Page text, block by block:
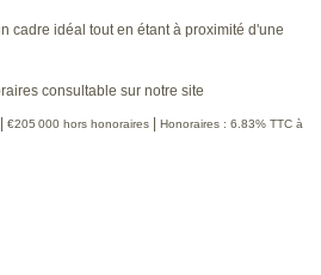
cadre idéal tout en étant à proximité d'une
consultable sur notre site
€205 000 hors honoraires
Honoraires : 6.83% TTC à